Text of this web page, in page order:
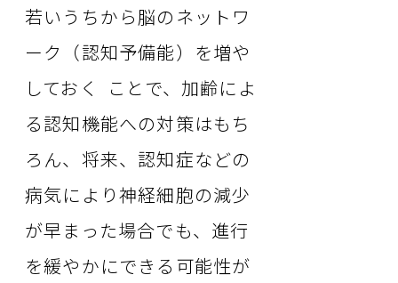
若いうちから脳のネットワ
ーク（認知予備能）を増や
しておく ことで、加齢によ
る認知機能への対策はもち
ろん、将来、認知症などの
病気により神経細胞の減少
が早まった場合でも、進行
を緩やかにできる可能性が